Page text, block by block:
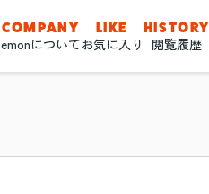
COMPANY
emonについて
LIKE
お気に入り
HISTORY
閲覧履歴